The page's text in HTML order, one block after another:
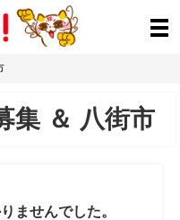
集 ＆ 八街市
ませんでした。